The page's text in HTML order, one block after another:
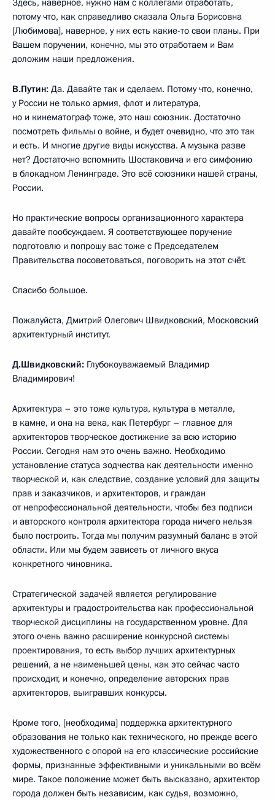
потому что, как справедливо сказала Ольга Борисовна
[Любимова], наверное, у них есть какие-то свои планы. При
Вашем поручении, конечно, мы это отработаем и Вам
доложим наши предложения.
В.Путин: Да. Давайте так и сделаем. Потому что, конечно,
у России не только армия, флот и литература,
но и кинематограф тоже, это наш союзник. Достаточно
посмотреть фильмы о войне, и будет очевидно, что это так
и есть. И многие другие виды искусства. А музыка разве
нет? Достаточно вспомнить Шостаковича и его симфонию
в блокадном Ленинграде. Это всё союзники нашей страны,
России.
Но практические вопросы организационного характера
давайте пообсуждаем. Я соответствующее поручение
подготовлю и попрошу вас тоже с Председателем
Правительства посоветоваться, поговорить на этот счёт.
Спасибо большое.
Пожалуйста, Дмитрий Олегович Швидковский, Московский
архитектурный институт.
Д.Швидковский: Глубокоуважаемый Владимир
Владимирович!
Архитектура – это тоже культура, культура в металле,
в камне, и она на века, как Петербург – главное для
архитекторов творческое достижение за всю историю
России. Сегодня нам это очень важно. Необходимо
установление статуса зодчества как деятельности именно
творческой и, как следствие, создание условий для защиты
прав и заказчиков, и архитекторов, и граждан
от непрофессиональной деятельности, чтобы без подписи
и авторского контроля архитектора города ничего нельзя
было построить. Тогда мы получим разумный баланс в этой
области. Или мы будем зависеть от личного вкуса
конкретного чиновника.
Стратегической задачей является регулирование
архитектуры и градостроительства как профессиональной
творческой дисциплины на государственном уровне. Для
этого очень важно расширение конкурсной системы
проектирования, то есть выбор лучших архитектурных
решений, а не наименьшей цены, как это сейчас часто
происходит, и конечно, определение авторских прав
архитекторов, выигравших конкурсы.
Кроме того, [необходима] поддержка архитектурного
образования не только как технического, но прежде всего
художественного с опорой на его классические российские
формы, признанные эффективными и уникальными во всём
мире. Такое положение может быть высказано, архитектор
города должен быть независим, как судья, возможно,